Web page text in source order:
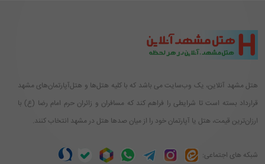
هتل مشهد آنلاین، یک وب‌سایت می باشد که با کلیه هتل‌ها و هتل‌آپارتمان‌های مشهد
قرارداد بسته است تا شرایطی را فراهم کند که مسافران و زائران حرم امام رضا (ع) با
ارزان‌ترین قیمت، هتل یا آپارتمان خود را از میان صدها هتل در مشهد انتخاب کنند.
شبکه های اجتماعی: